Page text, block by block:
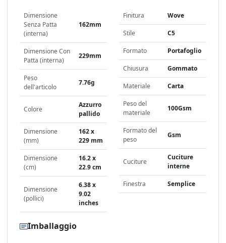
Dimensione
Senza Patta
(interna)
162mm
Dimensione Con
Patta (interna)
229mm
Peso
dell'articolo
7.76g
Colore
Azzurro
pallido
Dimensione
(mm)
162 x
229 mm
Dimensione
(cm)
16.2 x
22.9 cm
Dimensione
(pollici)
6.38 x
9.02
inches
Finitura Wove
Stile C5
Formato Portafoglio
Chiusura Gommato
Materiale Carta
Peso del
materiale
100Gsm
Formato del
peso
Gsm
Cuciture
Cuciture
interne
Finestra Semplice
Imballaggio